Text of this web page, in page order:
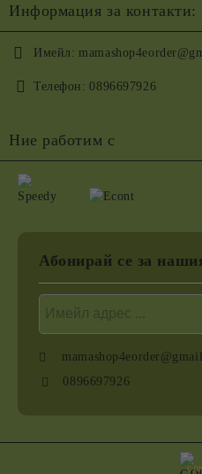
Информация за контакти:
Имейл:
Телефон: 0896697926
Ние работим с
Абонирай се за
0896697926